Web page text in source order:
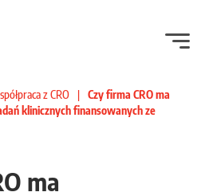
z CRO | Czy firma CRO ma
klinicznych finansowanych ze
ma